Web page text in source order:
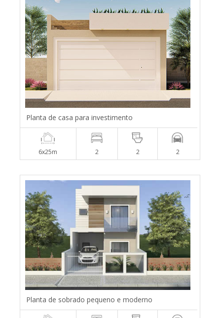
Planta de casa para investimento
6x25m 2 2 2
Planta de sobrado pequeno e moderno